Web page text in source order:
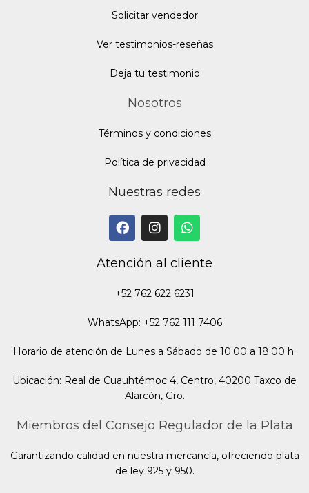
Solicitar vendedor
Ver testimonios-reseñas
Deja tu testimonio
Nosotros
Términos y condiciones
Política de privacidad
Nuestras redes
Atención al cliente
+52 762 622 6231
WhatsApp: +52 762 111 7406
Horario de atención de Lunes a Sábado de 10:00 a 18:00 h.
Ubicación: Real de Cuauhtémoc 4, Centro, 40200 Taxco de
Alarcón, Gro.
Miembros del Consejo Regulador de la Plata
Garantizando calidad en nuestra mercancía, ofreciendo plata
de ley 925 y 950.